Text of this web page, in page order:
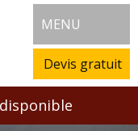
MENU
Devis gratuit